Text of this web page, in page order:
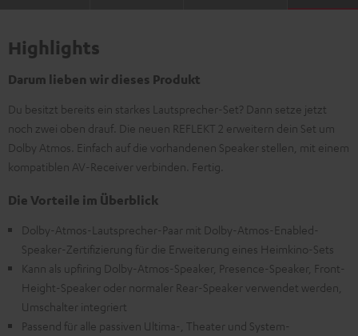
Highlights
Darum lieben wir dieses Produkt
Du besitzt bereits ein starkes Lautsprecher-Set? Dann setze jetzt
noch zwei oben drauf. Die neuen REFLEKT 2 erweitern dein Set um
Dolby Atmos. Einfach auf die vorhandenen Speaker stellen, mit einem
kompatiblen AV-Receiver verbinden. Fertig.
Die Vorteile im Überblick
Dolby-Atmos-Lautsprecher-Paar mit Dolby-Atmos-Enabled-
Speaker-Zertifizierung für die Erweiterung eines Heimkino-Sets
Kann als upfiring Dolby-Atmos-Speaker, Presence-Speaker, Front-
Height-Speaker oder normaler Rear-Speaker verwendet werden,
Umschalter integriert
Passend für alle passiven Ultima-, Theater und System-